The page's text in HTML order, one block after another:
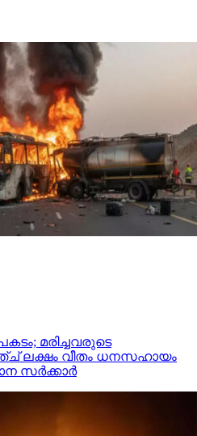
മരിച്ചവരുടെ
ലക്ഷം വീതം ധനസഹായം
സര്‍ക്കാര്‍